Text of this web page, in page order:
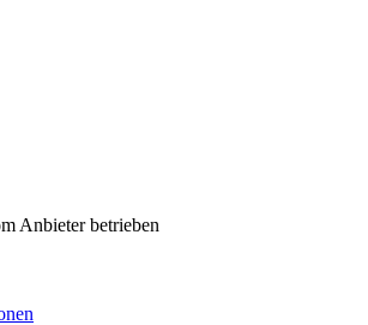
Anbieter betrieben